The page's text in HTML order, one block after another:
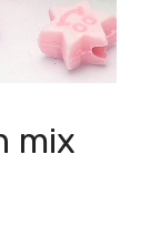
mix